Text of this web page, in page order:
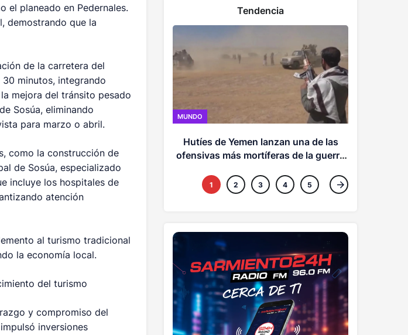
el planeado en Pedernales.
demostrando que la
de la carretera del
minutos, integrando
mejora del tránsito pesado
Sosúa, eliminando
para marzo o abril.
como la construcción de
de Sosúa, especializado
incluye los hospitales de
atención
al turismo tradicional
la economía local.
del turismo
y compromiso del
inversiones
Tendencia
MUNDO
Hutíes de Yemen lanzan una de las
ofensivas más mortíferas de la guerra
1 2 3 4 5